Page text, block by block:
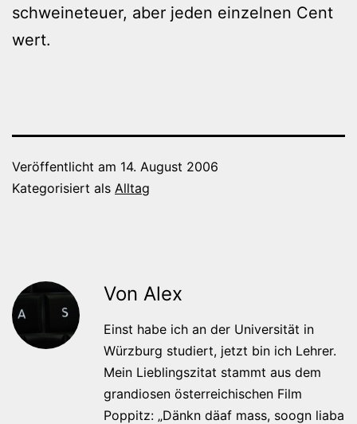
schweineteuer, aber jeden einzelnen Cent
wert.
Veröffentlicht am 14. August 2006
Kategorisiert als Alltag
Von Alex
Einst habe ich an der Universität in
Würzburg studiert, jetzt bin ich Lehrer.
Mein Lieblingszitat stammt aus dem
grandiosen österreichischen Film
Poppitz: „Dänkn däaf mass, soogn liaba